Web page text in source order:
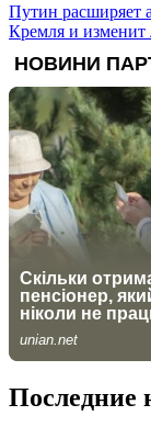
Путин расширяет
Кремля и изменит
Последние